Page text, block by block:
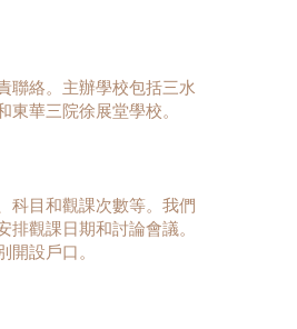
聯絡。主辦學校包括三水
華三院徐展堂學校。
科目和觀課次數等。我們
觀課日期和討論會議。
設戶口。